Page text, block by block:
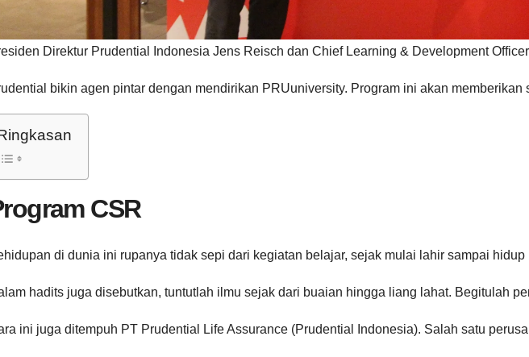
Direktur Prudential Indonesia Jens Reisch dan Chief Learning & Development
bikin agen pintar dengan mendirikan PRUuniversity. Program ini akan
CSR
di dunia ini rupanya tidak sepi dari kegiatan belajar, sejak mulai lahir sampai hidup
hadits juga disebutkan, tuntutlah ilmu sejak dari buaian hingga liang lahat. Begitulah
ini juga ditempuh PT Prudential Life Assurance (Prudential Indonesia). Salah satu